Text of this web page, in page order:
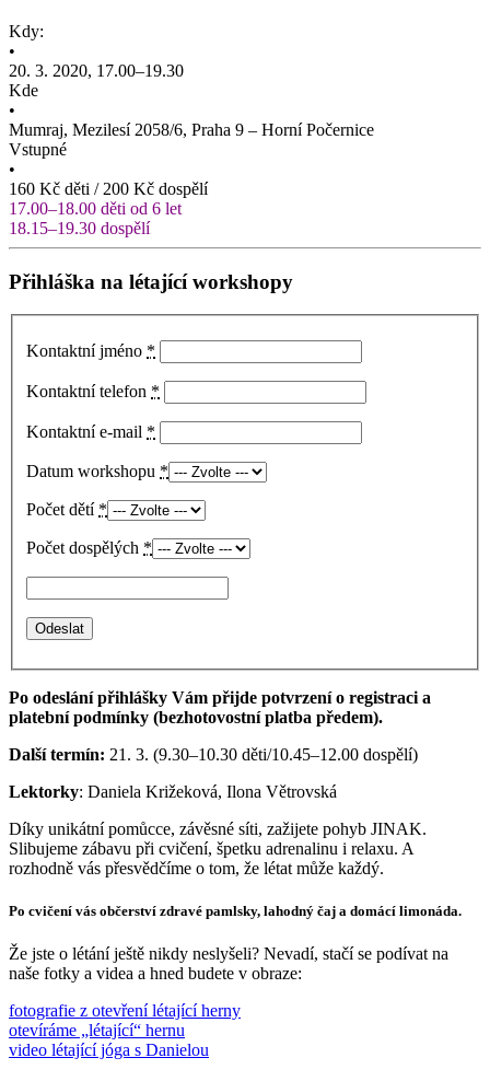
Kdy:
•
20. 3. 2020, 17.00–19.30
Kde
•
Mumraj, Mezilesí 2058/6, Praha 9 – Horní Počernice
Vstupné
•
160 Kč děti / 200 Kč dospělí
17.00–18.00 děti od 6 let
18.15–19.30 dospělí
Přihláška na létající workshopy
Kontaktní jméno *
Kontaktní telefon *
Kontaktní e-mail *
Datum workshopu *
Počet dětí *
Počet dospělých *
Po odeslání přihlášky Vám přijde potvrzení o registraci a
platební podmínky (bezhotovostní platba předem).
Další termín: 21. 3. (9.30–10.30 děti/10.45–12.00 dospělí)
Lektorky: Daniela Križeková, Ilona Větrovská
Díky unikátní pomůcce, závěsné síti, zažijete pohyb JINAK.
Slibujeme zábavu při cvičení, špetku adrenalinu i relaxu. A
rozhodně vás přesvědčíme o tom, že létat může každý.
Po cvičení vás občerství zdravé pamlsky, lahodný čaj a domácí limonáda.
Že jste o létání ještě nikdy neslyšeli? Nevadí, stačí se podívat na
naše fotky a videa a hned budete v obraze:
fotografie z otevření létající herny
otevíráme „létající“ hernu
video létající jóga s Danielou